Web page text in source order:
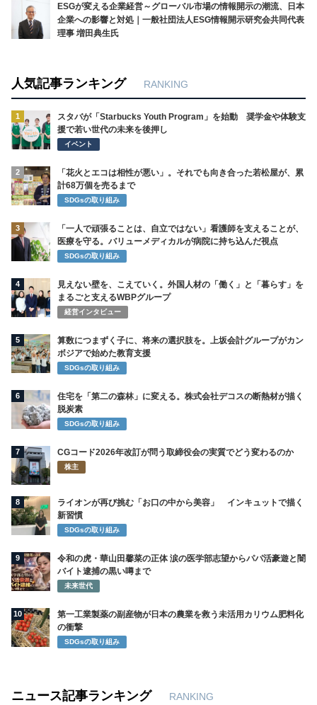
ESGが変える企業経営～グローバル市場の情報開示の潮流、日本
企業への影響と対処｜一般社団法人ESG情報開示研究会共同代表
理事 増田典生氏
人気記事ランキング RANKING
1
スタバが「Starbucks Youth Program」を始動 奨学金や体験支
援で若い世代の未来を後押し
イベント
2
「花火とエコは相性が悪い」。それでも向き合った若松屋が、累
計68万個を売るまで
SDGsの取り組み
3
「一人で頑張ることは、自立ではない」看護師を支えることが、
医療を守る。バリューメディカルが病院に持ち込んだ視点
SDGsの取り組み
4
見えない壁を、こえていく。外国人材の「働く」と「暮らす」を
まるごと支えるWBPグループ
経営インタビュー
5
算数につまずく子に、将来の選択肢を。上坂会計グループがカン
ボジアで始めた教育支援
SDGsの取り組み
6
住宅を「第二の森林」に変える。株式会社デコスの断熱材が描く
脱炭素
SDGsの取り組み
7 CGコード2026年改訂が問う取締役会の実質でどう変わるのか
株主
8
ライオンが再び挑む「お口の中から美容」 インキュットで描く
新習慣
SDGsの取り組み
9
令和の虎・華山田馨菜の正体 涙の医学部志望からパパ活豪遊と闇
バイト逮捕の黒い噂まで
未来世代
10
第一工業製薬の副産物が日本の農業を救う未活用カリウム肥料化
の衝撃
SDGsの取り組み
ニュース記事ランキング RANKING